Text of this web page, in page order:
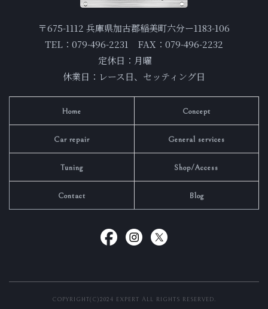
〒675-1112 兵庫県加古郡稲美町六分ー1183-106
TEL：079-496-2231 FAX：079-496-2232
定休日：月曜
休業日：レース日、セッティング日
Home Concept
Car repair General services
Tuning Shop/Access
Contact Blog
COPYRIGHT(C)2024 EXPERT ALL RIGHTS RESERVED.